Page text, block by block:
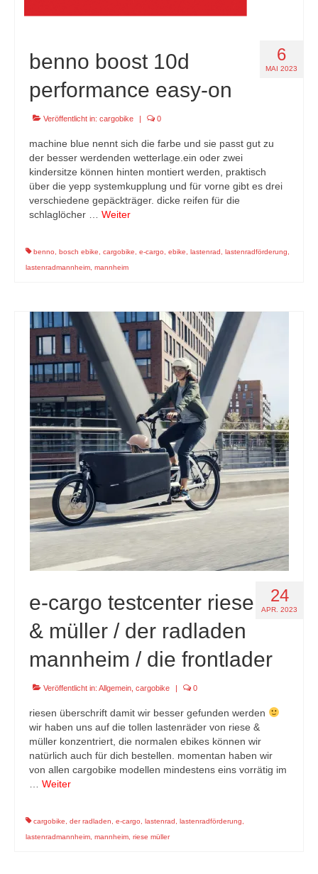
6
MAI 2023
benno boost 10d
performance easy-on
Veröffentlicht in: cargobike | 0
machine blue nennt sich die farbe und sie passt gut zu
der besser werdenden wetterlage.ein oder zwei
kindersitze können hinten montiert werden, praktisch
über die yepp systemkupplung und für vorne gibt es drei
verschiedene gepäckträger. dicke reifen für die
schlaglöcher … Weiter
benno bosch ebike cargobike e-cargo ebike lastenrad lastenradförderung
lastenradmannheim mannheim
24
APR. 2023
e-cargo testcenter riese
& müller / der radladen
mannheim / die frontlader
Veröffentlicht in: Allgemein cargobike | 0
riesen überschrift damit wir besser gefunden werden
wir haben uns auf die tollen lastenräder von riese &
müller konzentriert, die normalen ebikes können wir
natürlich auch für dich bestellen. momentan haben wir
von allen cargobike modellen mindestens eins vorrätig im
Weiter
cargobike der radladen e-cargo lastenrad lastenradförderung
lastenradmannheim mannheim riese müller